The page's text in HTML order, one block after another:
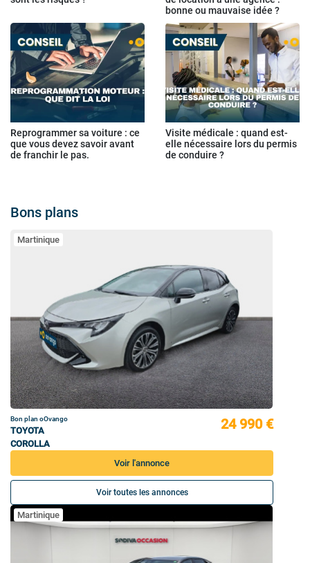
bonne ou mauvaise idée ?
Reprogrammer sa voiture : ce
que vous devez savoir avant
de franchir le pas.
Visite médicale : quand est-
elle nécessaire lors du permis
de conduire ?
Bons plans
Martinique
Bon plan oOvango
TOYOTA
COROLLA
24 990 €
Voir l'annonce
Voir toutes les annonces
Martinique